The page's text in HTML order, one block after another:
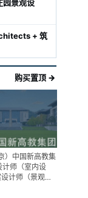
园景观设
+ 筑
购买置顶 →
）中国新高教集
计师（景观设